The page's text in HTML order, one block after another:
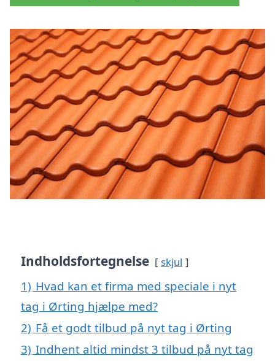
Indholdsfortegnelse skjul
1) Hvad kan et firma med speciale i nyt
tag i Ørting hjælpe med?
2) Få et godt tilbud på nyt tag i Ørting
3) Indhent altid mindst 3 tilbud på nyt tag